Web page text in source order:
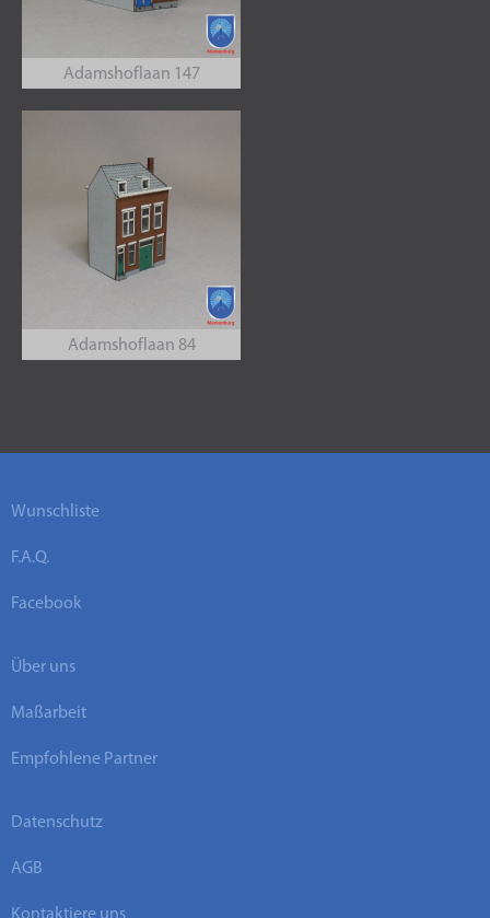
Adamshoflaan 147
Adamshoflaan 84
Wunschliste
F.A.Q.
Facebook
Über uns
Maßarbeit
Empfohlene Partner
Datenschutz
AGB